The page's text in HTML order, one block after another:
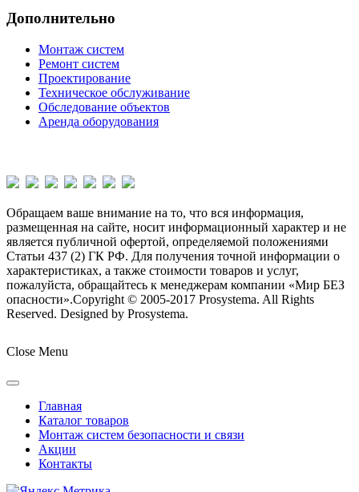
Дополнительно
Монтаж систем
Ремонт систем
Проектирование
Техническое обслуживание
Обследование объектов
Аренда оборудования
Обращаем ваше внимание на то, что вся информация,
размещенная на сайте, носит информационный характер и не
является публичной офертой, определяемой положениями
Статьи 437 (2) ГК РФ. Для получения точной информации о
характеристиках, а также стоимости товаров и услуг,
пожалуйста, обращайтесь к менеджерам компании «Мир БЕЗ
опасности».Copyright © 2005-2017 Prosystema. All Rights
Reserved. Designed by Prosystema.
Close Menu
Главная
Каталог товаров
Монтаж систем безопасности и связи
Акции
Контакты